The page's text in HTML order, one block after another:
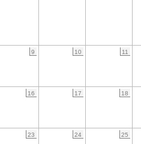
9 10 11
16 17 18
23 24 25